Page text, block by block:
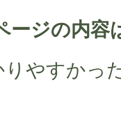
ージの内容
りやすかっ